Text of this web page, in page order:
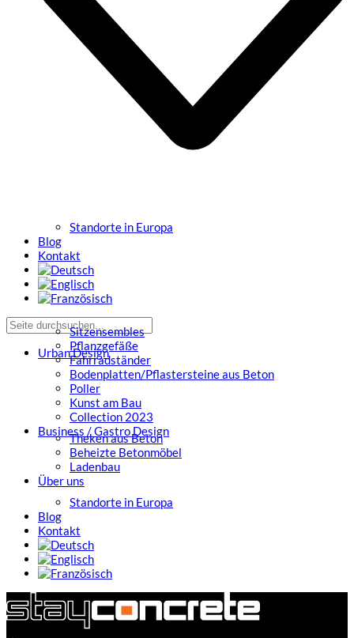
Standorte in Europa
Blog
Kontakt
Urban Design
Sitzensembles
Pflanzgefäße
Fahrradständer
Bodenplatten/Pflastersteine aus Beton
Poller
Kunst am Bau
Collection 2023
Business / Gastro Design
Theken aus Beton
Beheizte Betonmöbel
Ladenbau
Über uns
Standorte in Europa
Blog
Kontakt